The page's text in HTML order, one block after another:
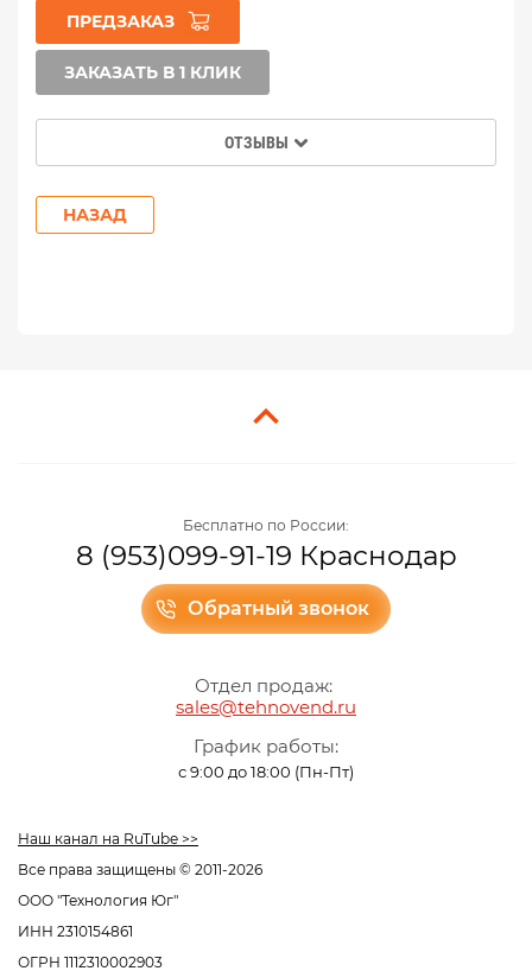
ПРЕДЗАКАЗ
ЗАКАЗАТЬ В 1 КЛИК
ОТЗЫВЫ
НАЗАД
Бесплатно по России:
8 (953)099-91-19 Краснодар
Обратный звонок
Наш канал на RuTube >>
Все права защищены © 2011-2026
ООО "Технология Юг"
ИНН 2310154861
ОГРН 1112310002903
Отдел продаж:
sales@tehnovend.ru
График работы:
с 9:00 до 18:00 (Пн-Пт)